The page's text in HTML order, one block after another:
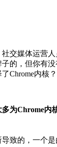
媒体运营人
的，但你有
Chrome内核？
为Chrome内
的，一个是由